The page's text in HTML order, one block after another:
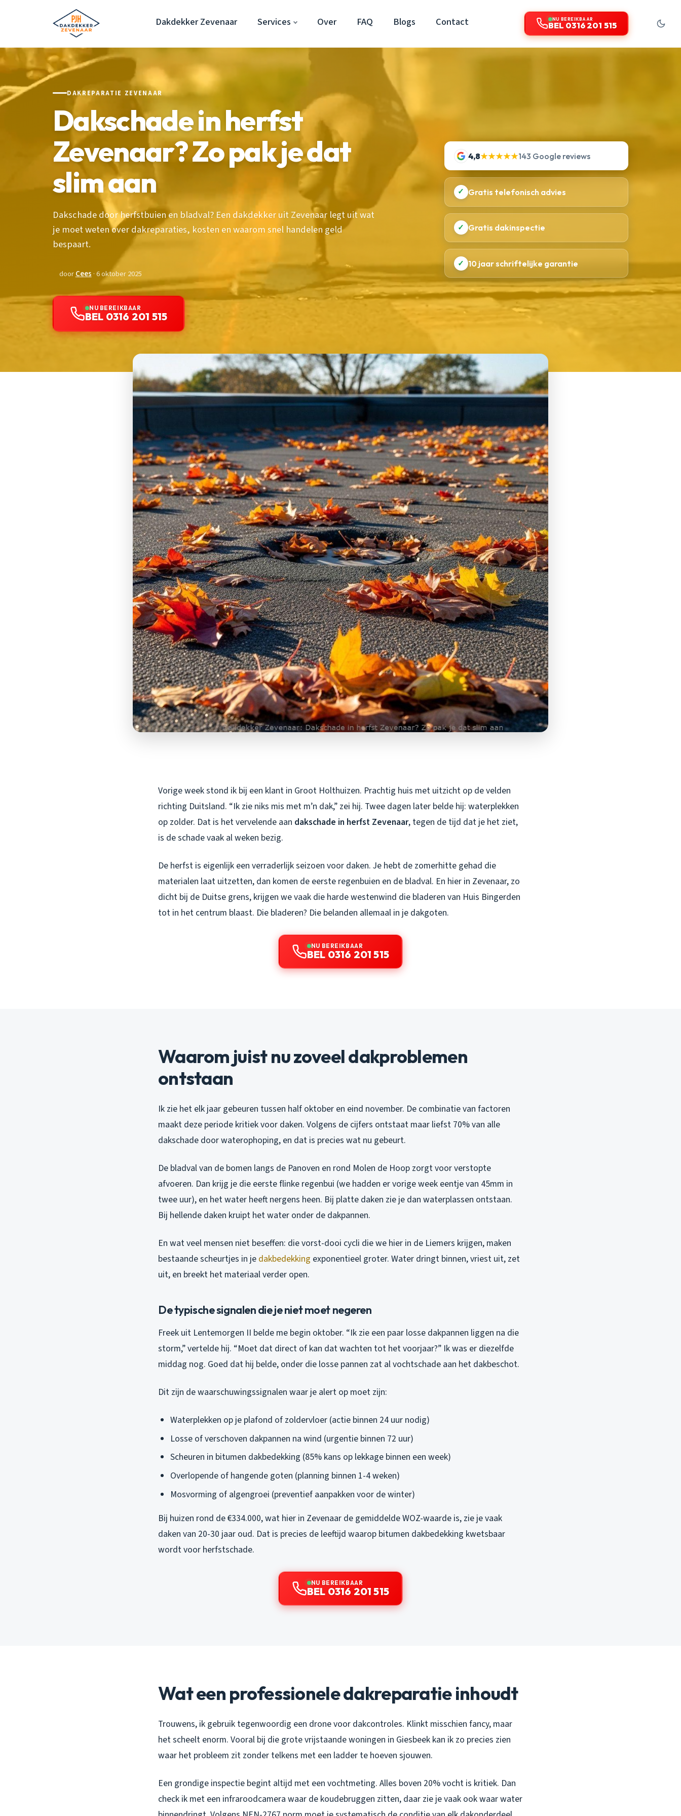
Dakdekker Zevenaar Services Over FAQ Blogs Contact NU BEREIKBAAR
BEL 0316 201 515
DAKREPARATIE ZEVENAAR
Dakschade in herfst
Zevenaar? Zo pak je dat
slim aan
Dakschade door herfstbuien en bladval? Een dakdekker uit Zevenaar legt uit wat
je moet weten over dakreparaties, kosten en waarom snel handelen geld
bespaart.
doorCees · 6 oktober 2025
NU BEREIKBAAR
BEL 0316 201 515
4,8★★★★★143 Google reviews
✓ Gratis telefonisch advies
✓ Gratis dakinspectie
✓ 10 jaar schriftelijke garantie
Vorige week stond ik bij een klant in Groot Holthuizen. Prachtig huis met uitzicht op de velden
richting Duitsland. “Ik zie niks mis met m’n dak,” zei hij. Twee dagen later belde hij: waterplekken
op zolder. Dat is het vervelende aan dakschade in herfst Zevenaar, tegen de tijd dat je het ziet,
is de schade vaak al weken bezig.
De herfst is eigenlijk een verraderlijk seizoen voor daken. Je hebt de zomerhitte gehad die
materialen laat uitzetten, dan komen de eerste regenbuien en de bladval. En hier in Zevenaar, zo
dicht bij de Duitse grens, krijgen we vaak die harde westenwind die bladeren van Huis Bingerden
tot in het centrum blaast. Die bladeren? Die belanden allemaal in je dakgoten.
NU BEREIKBAAR
BEL 0316 201 515
Waarom juist nu zoveel dakproblemen
ontstaan
Ik zie het elk jaar gebeuren tussen half oktober en eind november. De combinatie van factoren
maakt deze periode kritiek voor daken. Volgens de cijfers ontstaat maar liefst 70% van alle
dakschade door waterophoping, en dat is precies wat nu gebeurt.
De bladval van de bomen langs de Panoven en rond Molen de Hoop zorgt voor verstopte
afvoeren. Dan krijg je die eerste flinke regenbui (we hadden er vorige week eentje van 45mm in
twee uur), en het water heeft nergens heen. Bij platte daken zie je dan waterplassen ontstaan.
Bij hellende daken kruipt het water onder de dakpannen.
En wat veel mensen niet beseffen: die vorst-dooi cycli die we hier in de Liemers krijgen, maken
bestaande scheurtjes in je dakbedekking exponentieel groter. Water dringt binnen, vriest uit, zet
uit, en breekt het materiaal verder open.
De typische signalen die je niet moet negeren
Freek uit Lentemorgen II belde me begin oktober. “Ik zie een paar losse dakpannen liggen na die
storm,” vertelde hij. “Moet dat direct of kan dat wachten tot het voorjaar?” Ik was er diezelfde
middag nog. Goed dat hij belde, onder die losse pannen zat al vochtschade aan het dakbeschot.
Dit zijn de waarschuwingssignalen waar je alert op moet zijn:
Waterplekken op je plafond of zoldervloer (actie binnen 24 uur nodig)
Losse of verschoven dakpannen na wind (urgentie binnen 72 uur)
Scheuren in bitumen dakbedekking (85% kans op lekkage binnen een week)
Overlopende of hangende goten (planning binnen 1-4 weken)
Mosvorming of algengroei (preventief aanpakken voor de winter)
Bij huizen rond de €334.000, wat hier in Zevenaar de gemiddelde WOZ-waarde is, zie je vaak
daken van 20-30 jaar oud. Dat is precies de leeftijd waarop bitumen dakbedekking kwetsbaar
wordt voor herfstschade.
NU BEREIKBAAR
BEL 0316 201 515
Wat een professionele dakreparatie inhoudt
Trouwens, ik gebruik tegenwoordig een drone voor dakcontroles. Klinkt misschien fancy, maar
het scheelt enorm. Vooral bij die grote vrijstaande woningen in Giesbeek kan ik zo precies zien
waar het probleem zit zonder telkens met een ladder te hoeven sjouwen.
Een grondige inspectie begint altijd met een vochtmeting. Alles boven 20% vocht is kritiek. Dan
check ik met een infraroodcamera waar de koudebruggen zitten, daar zie je vaak ook waar water